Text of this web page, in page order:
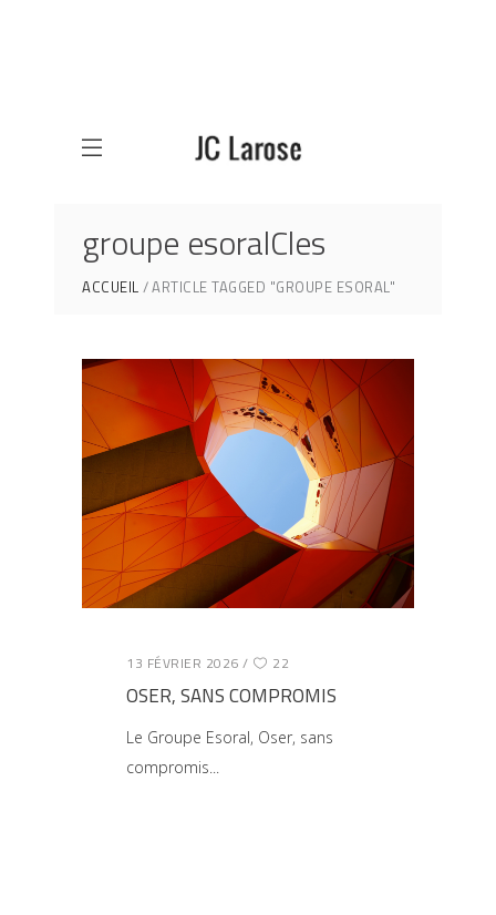
groupe esoralCles
ACCUEIL ARTICLE TAGGED "GROUPE ESORAL"
13 FÉVRIER 2026 22
OSER, SANS COMPROMIS
Le Groupe Esoral, Oser, sans
compromis